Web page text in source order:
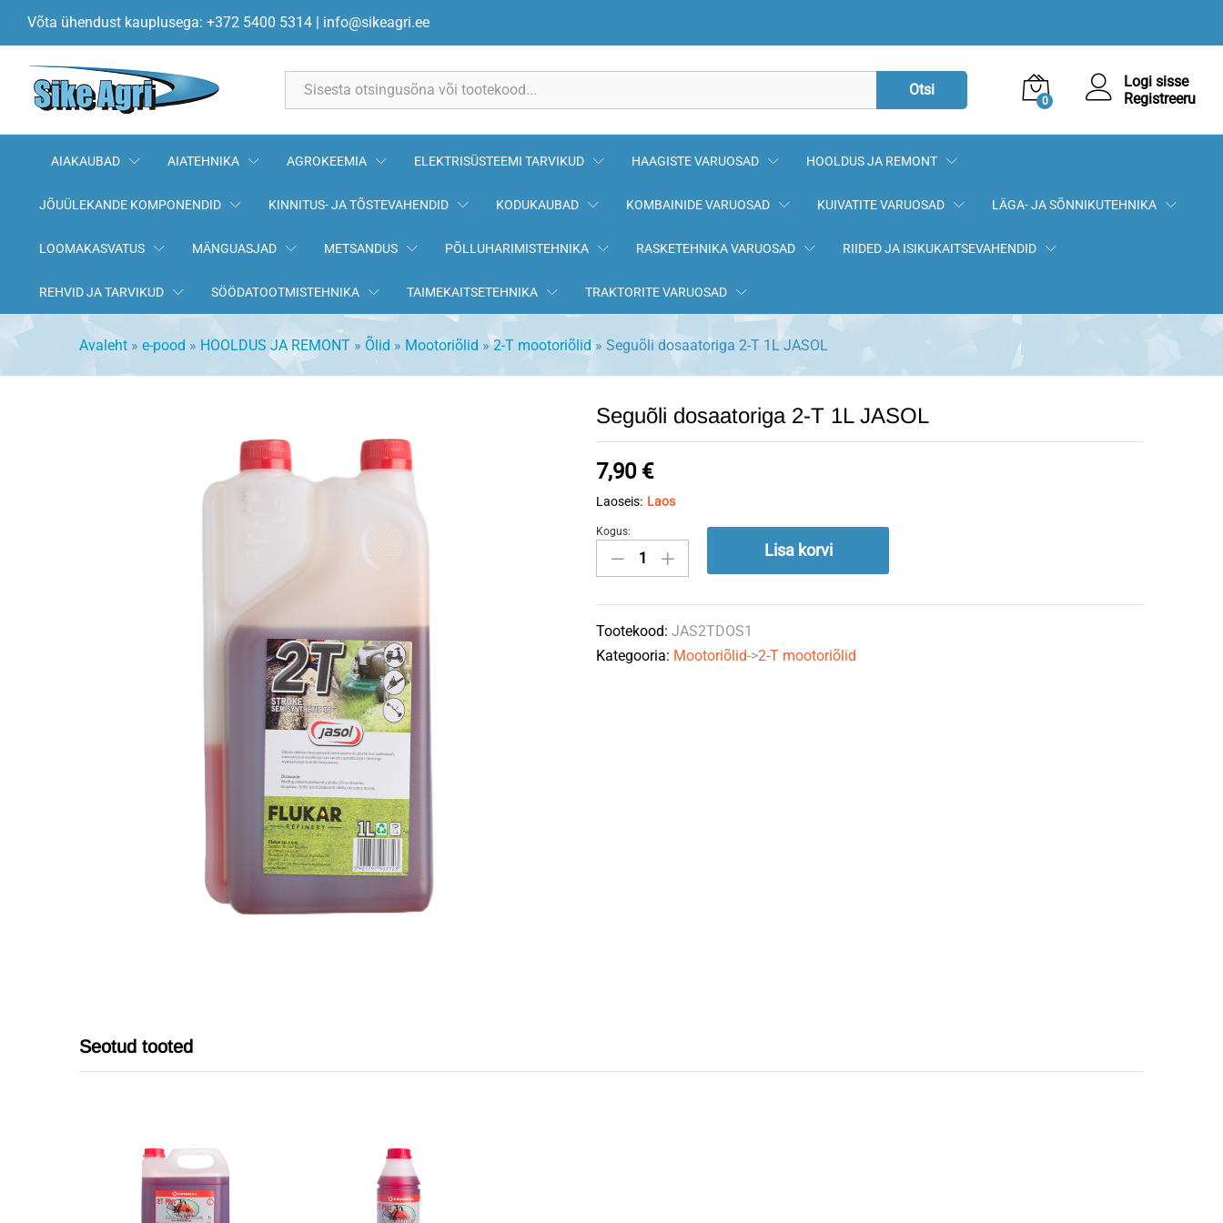
Võta ühendust kauplusega: +372 5400 5314 | info@sikeagri.ee
Otsi
0
Logi sisse
Registreeru
AIAKAUBAD AIATEHNIKA AGROKEEMIA ELEKTRISÜSTEEMI TARVIKUD HAAGISTE VARUOSAD HOOLDUS JA REMONT
JÕUÜLEKANDE KOMPONENDID KINNITUS- JA TÕSTEVAHENDID KODUKAUBAD KOMBAINIDE VARUOSAD KUIVATITE VARUOSAD LÄGA- JA SÕNNIKUTEHNIKA
LOOMAKASVATUS MÄNGUASJAD METSANDUS PÕLLUHARIMISTEHNIKA RASKETEHNIKA VARUOSAD RIIDED JA ISIKUKAITSEVAHENDID
REHVID JA TARVIKUD SÖÖDATOOTMISTEHNIKA TAIMEKAITSETEHNIKA TRAKTORITE VARUOSAD
Avaleht » e-pood » HOOLDUS JA REMONT » Õlid » Mootoriõlid »2-T mootoriõlid » Seguõli dosaatoriga 2-T 1L JASOL
Seguõli dosaatoriga 2-T 1L JASOL
7,90 €
Laoseis: Laos
Seguõli
dosaatoriga
T
1L
JASOL
Kogus:
Lisa korvi
Tootekood:JAS2TDOS1
Kategooria: Mootoriõlid->2-T mootoriõlid
Seotud tooted
Seguõli dosaatoriga 2-T 1L JASOL